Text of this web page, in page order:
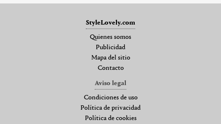
StyleLovely.com
Quienes somos
Publicidad
Mapa del sitio
Contacto
Aviso legal
Condiciones de uso
Política de privacidad
Política de cookies